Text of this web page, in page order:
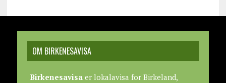
OM BIRKENESAVISA
Birkenesavisaer lokalavisa for Birkeland,